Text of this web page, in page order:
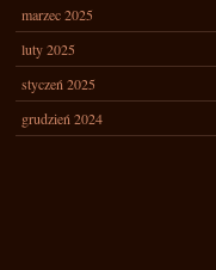
marzec 2025
luty 2025
styczeń 2025
grudzień 2024